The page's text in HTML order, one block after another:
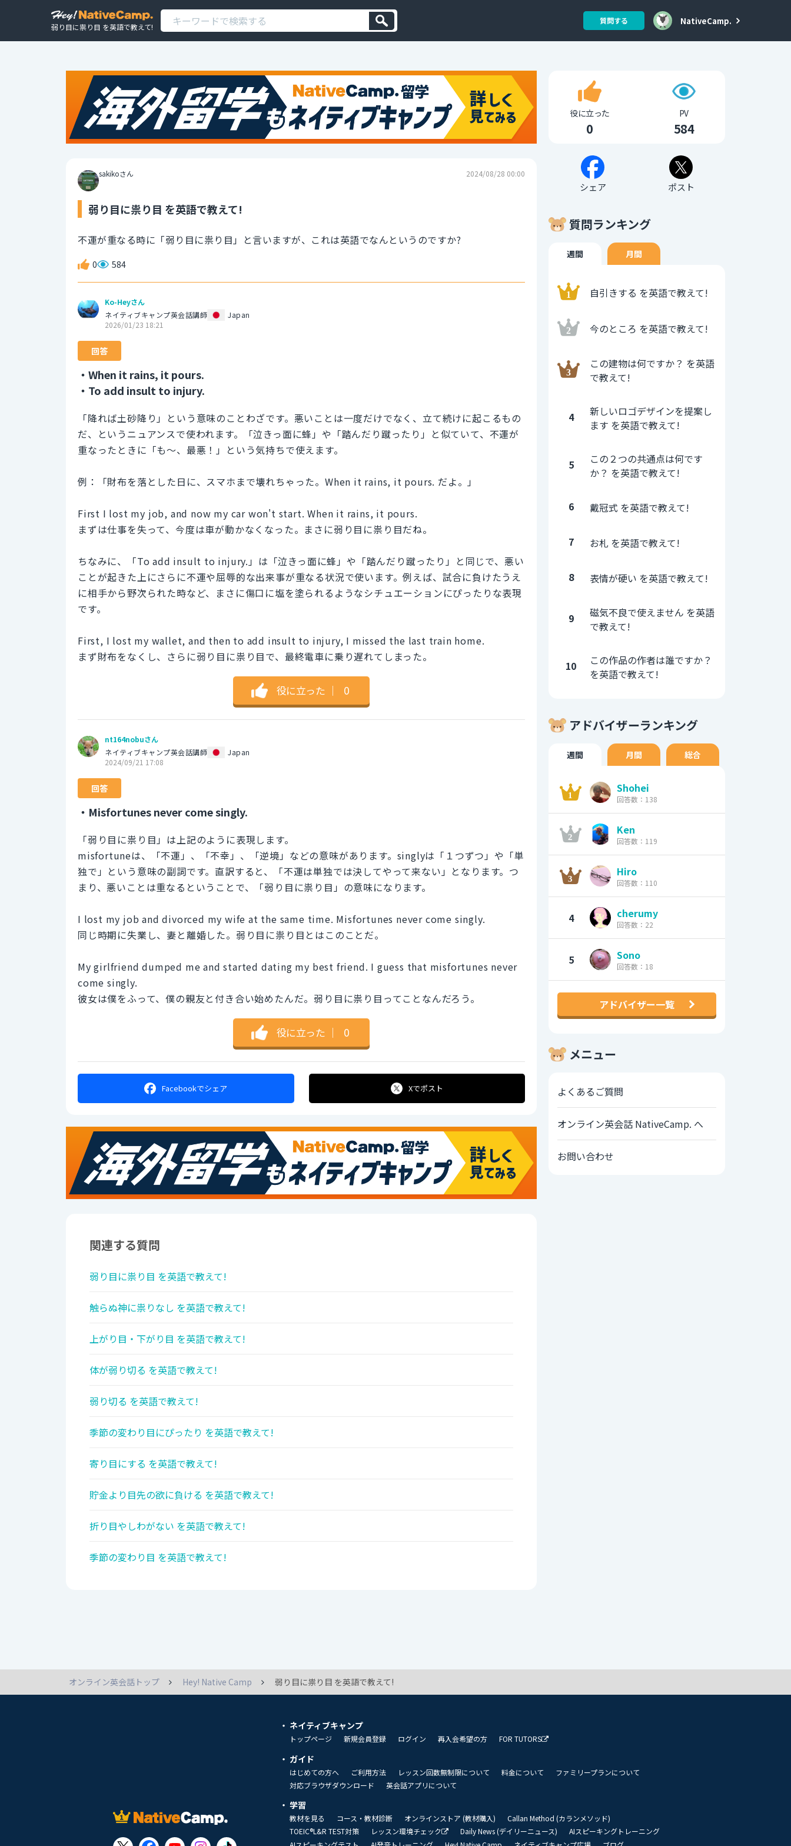
弱り目に祟り目 を英語で教えて!
質問する NativeCamp.
sakikoさん 2024/08/28 00:00
弱り目に祟り目 を英語で教えて!
不運が重なる時に「弱り目に祟り目」と言いますが、これは英語でなんというのですか?
0 584
Ko-Heyさん
ネイティブキャンプ英会話講師
Japan
2026/01/23 18:21
回答
・When it rains, it pours.
・To add insult to injury.
「降れば土砂降り」という意味のことわざです。悪いことは一度だけでなく、立て続けに起こるもの
だ、というニュアンスで使われます。「泣きっ面に蜂」や「踏んだり蹴ったり」と似ていて、不運が
重なったときに「も〜、最悪！」という気持ちで使えます。
例：「財布を落とした日に、スマホまで壊れちゃった。When it rains, it pours. だよ。」
First I lost my job, and now my car won't start. When it rains, it pours.
まずは仕事を失って、今度は車が動かなくなった。まさに弱り目に祟り目だね。
ちなみに、「To add insult to injury.」は「泣きっ面に蜂」や「踏んだり蹴ったり」と同じで、悪い
ことが起きた上にさらに不運や屈辱的な出来事が重なる状況で使います。例えば、試合に負けたうえ
に相手から野次られた時など、まさに傷口に塩を塗られるようなシチュエーションにぴったりな表現
です。
First, I lost my wallet, and then to add insult to injury, I missed the last train home.
まず財布をなくし、さらに弱り目に祟り目で、最終電車に乗り遅れてしまった。
役に立った ｜ 0
nt164nobuさん
ネイティブキャンプ英会話講師
Japan
2024/09/21 17:08
回答
・Misfortunes never come singly.
「弱り目に祟り目」は上記のように表現します。
misfortuneは、「不運」、「不幸」、「逆境」などの意味があります。singlyは「１つずつ」や「単
独で」という意味の副詞です。直訳すると、「不運は単独では決してやって来ない」となります。つ
まり、悪いことは重なるということで、「弱り目に祟り目」の意味になります。
I lost my job and divorced my wife at the same time. Misfortunes never come singly.
同じ時期に失業し、妻と離婚した。弱り目に祟り目とはこのことだ。
My girlfriend dumped me and started dating my best friend. I guess that misfortunes never
come singly.
彼女は僕をふって、僕の親友と付き合い始めたんだ。弱り目に祟り目ってことなんだろう。
役に立った ｜ 0
Facebookでシェア Xでポスト
関連する質問
弱り目に祟り目 を英語で教えて!
触らぬ神に祟りなし を英語で教えて!
上がり目・下がり目 を英語で教えて!
体が弱り切る を英語で教えて!
弱り切る を英語で教えて!
季節の変わり目にぴったり を英語で教えて!
寄り目にする を英語で教えて!
貯金より目先の欲に負ける を英語で教えて!
折り目やしわがない を英語で教えて!
季節の変わり目 を英語で教えて!
役に立った
0
PV
584
シェア ポスト
質問ランキング
週間 月間
自引きする を英語で教えて!
今のところ を英語で教えて!
この建物は何ですか？ を英語
で教えて!
4
新しいロゴデザインを提案し
ます を英語で教えて!
5
この２つの共通点は何です
か？ を英語で教えて!
6 戴冠式 を英語で教えて!
7 お札 を英語で教えて!
8 表情が硬い を英語で教えて!
9
磁気不良で使えません を英語
で教えて!
10
この作品の作者は誰ですか？
を英語で教えて!
アドバイザーランキング
週間 月間 総合
Shohei
回答数：138
Ken
回答数：119
Hiro
回答数：110
4 cherumy
回答数：22
5 Sono
回答数：18
アドバイザー一覧
メニュー
よくあるご質問
オンライン英会話 NativeCamp. へ
お問い合わせ
オンライン英会話トップ Hey! Native Camp 弱り目に祟り目 を英語で教えて!
ネイティブキャンプ
トップページ 新規会員登録 ログイン 再入会希望の方 FOR TUTORS
ガイド
はじめての方へ ご利用方法 レッスン回数無制限について 料金について
ファミリープランについて
対応ブラウザダウンロード
英会話アプリについて
学習
教材を見る コース・教材診断 オンラインストア (教材購入)
Callan Method (カランメソッド)
TOEIC®L&R TEST対策
レッスン環境チェック Daily News (デイリーニュース)
AIスピーキングトレーニング